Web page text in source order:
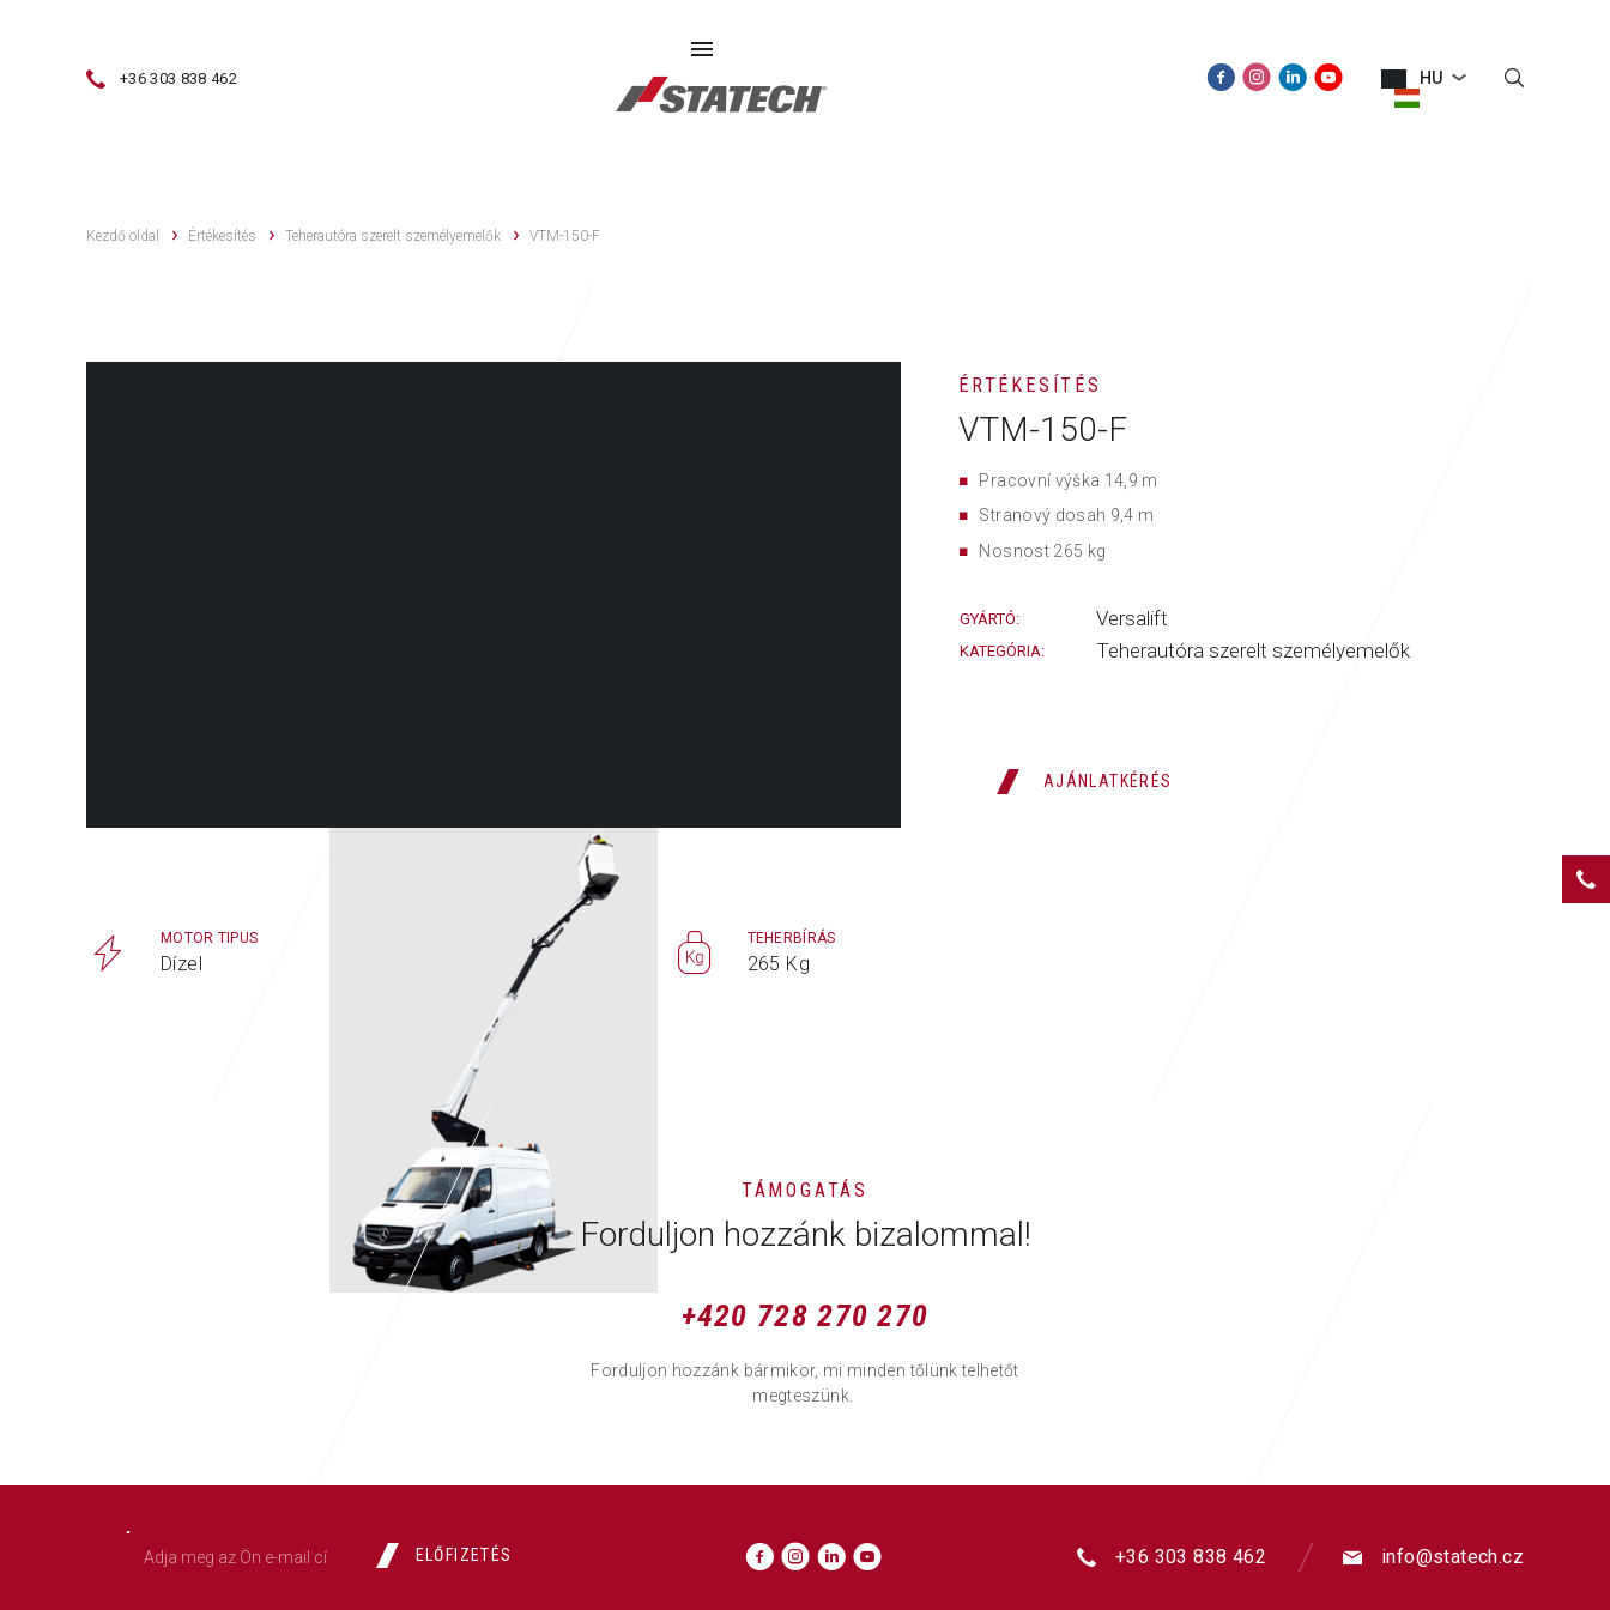
+36 303 838 462 HU
Kezdő oldal Értékesítés Teherautóra szerelt személyemelők VTM-150-F
ÉRTÉKESÍTÉS
VTM-150-F
Pracovní výška 14,9 m
Stranový dosah 9,4 m
Nosnost 265 kg
GYÁRTÓ: Versalift
KATEGÓRIA: Teherautóra szerelt személyemelők
AJÁNLATKÉRÉS
MOTOR TIPUS
Dízel
MUNKAVÉGZÉSI
MAGASSÁG MAX.
14,9 m
TEHERBÍRÁS
265 Kg
TÁMOGATÁS
Forduljon hozzánk bizalommal!
+420 728 270 270
Forduljon hozzánk bármikor, mi minden tőlünk telhetőt
megteszünk.
ELŐFIZETÉS +36 303 838 462 info@statech.cz